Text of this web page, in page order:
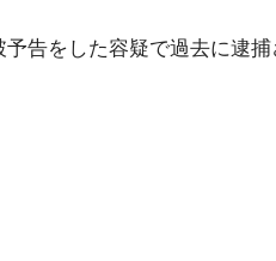
告をした容疑で過去に逮